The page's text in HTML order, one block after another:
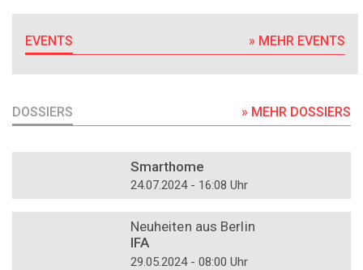
EVENTS » MEHR EVENTS
DOSSIERS » MEHR DOSSIERS
Smarthome
24.07.2024 - 16:08 Uhr
Neuheiten aus Berlin
IFA
29.05.2024 - 08:00 Uhr